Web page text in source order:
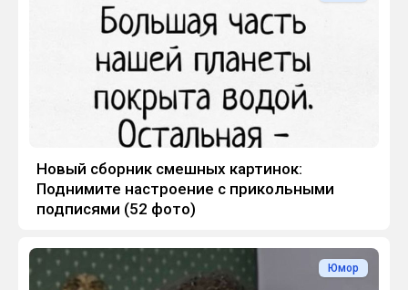
Новый сборник смешных картинок:
Поднимите настроение с прикольными
подписями (52 фото)
Юмор